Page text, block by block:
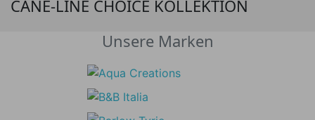
CANE-LINE CHOICE KOLLEKTION
Unsere Marken